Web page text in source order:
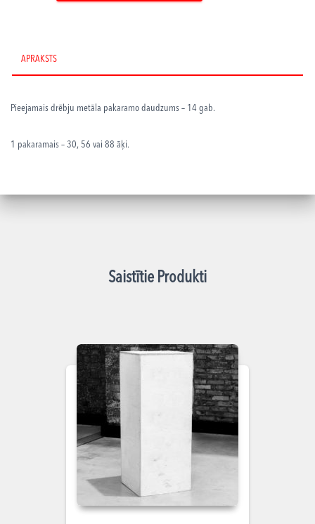
APRAKSTS
Pieejamais drēbju metāla pakaramo daudzums – 14 gab.
1 pakaramais – 30, 56 vai 88 āķi.
Saistītie Produkti